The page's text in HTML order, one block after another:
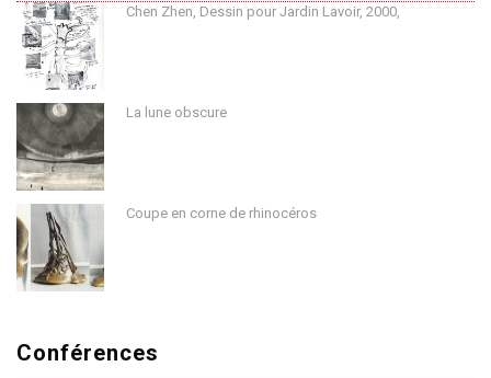
Chen Zhen, Dessin pour Jardin Lavoir, 2000,
La lune obscure
Coupe en corne de rhinocéros
Conférences